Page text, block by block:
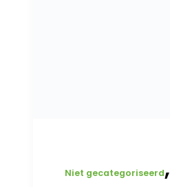
Niet gecategoriseerd